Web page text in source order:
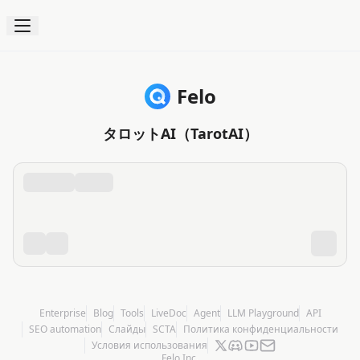
Felo
タロットAI（TarotAI）
Enterprise Blog Tools LiveDoc Agent LLM Playground API
SEO automation Слайды SCTA Политика конфиденциальности
Условия использования